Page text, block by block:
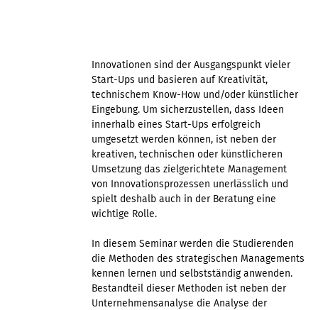
Innovationen sind der Ausgangspunkt vieler
Start-Ups und basieren auf Kreativität,
technischem Know-How und/oder künstlicher
Eingebung. Um sicherzustellen, dass Ideen
innerhalb eines Start-Ups erfolgreich
umgesetzt werden können, ist neben der
kreativen, technischen oder künstlicheren
Umsetzung das zielgerichtete Management
von Innovationsprozessen unerlässlich und
spielt deshalb auch in der Beratung eine
wichtige Rolle.
In diesem Seminar werden die Studierenden
die Methoden des strategischen Managements
kennen lernen und selbstständig anwenden.
Bestandteil dieser Methoden ist neben der
Unternehmensanalyse die Analyse der